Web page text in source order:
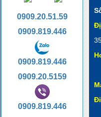
0909.20.51.59
0909.819.446
0909.819.446
0909.20.5159
0909.819.446